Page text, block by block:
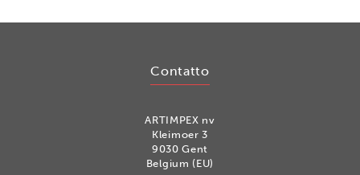
Contatto
ARTIMPEX nv
Kleimoer 3
9030 Gent
Belgium (EU)